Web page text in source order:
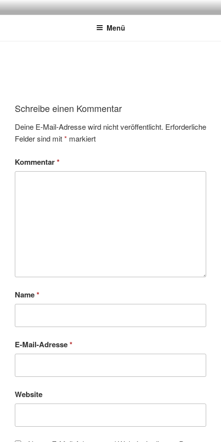
Zum
InhaltJAGDMALER THOMAS BOLD
Menü
Schreibe einen Kommentar
Deine E-Mail-Adresse wird nicht veröffentlicht. Erforderliche
Felder sind mit* markiert
Kommentar*
Name*
E-Mail-Adresse*
Website